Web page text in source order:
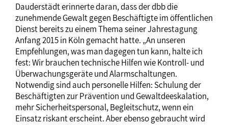
Dauderstädt erinnerte daran, dass der dbb die
zunehmende Gewalt gegen Beschäftigte im öffentlichen
Dienst bereits zu einem Thema seiner Jahrestagung
Anfang 2015 in Köln gemacht hatte. „An unseren
Empfehlungen, was man dagegen tun kann, halte ich
fest: Wir brauchen technische Hilfen wie Kontroll- und
Überwachungsgeräte und Alarmschaltungen.
Notwendig sind auch personelle Hilfen: Schulung der
Beschäftigten zur Prävention und Gewaltdeeskalation,
mehr Sicherheitspersonal, Begleitschutz, wenn ein
Einsatz riskant erscheint. Aber ebenso gebraucht wird